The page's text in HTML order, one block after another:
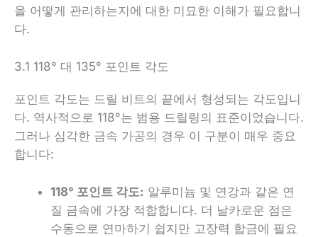
을 어떻게 관리하는지에 대한 미묘한 이해가 필요합니
다.
3.1 118° 대 135° 포인트 각도
포인트 각도는 드릴 비트의 끝에서 형성되는 각도입니
다. 역사적으로 118°는 범용 드릴링의 표준이었습니다.
그러나 심각한 금속 가공의 경우 이 구분이 매우 중요
합니다:
118° 포인트 각도: 알루미늄 및 연강과 같은 연
질 금속에 가장 적합합니다. 더 날카로운 점은
수동으로 연마하기 쉽지만 고장력 합금에 필요